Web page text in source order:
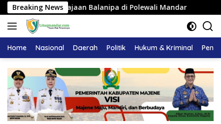
Langsung
ke
konten
Breaking News
Kerajaan Balanipa di Polewali Mandar Pemkab
Home Nasional Daerah Politik Hukum & Kriminal